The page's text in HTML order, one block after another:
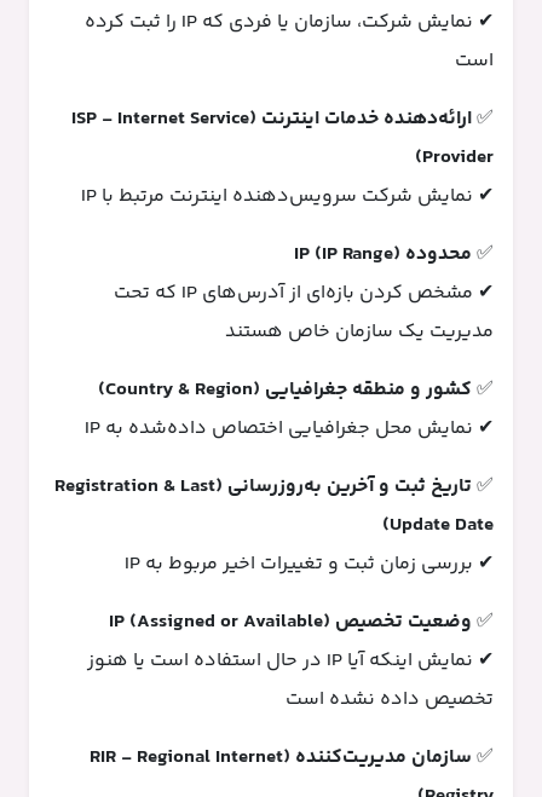
✔ نمایش شرکت، سازمان یا فردی که IP را ثبت کرده
است
✅
ارائه‌دهنده خدمات اینترنت (ISP - Internet Service
Provider)
✔ نمایش شرکت سرویس‌دهنده اینترنت مرتبط با IP
✅ محدوده IP (IP Range)
✔ مشخص کردن بازه‌ای از آدرس‌های IP که تحت
مدیریت یک سازمان خاص هستند
✅ کشور و منطقه جغرافیایی (Country & Region)
✔ نمایش محل جغرافیایی اختصاص داده‌شده به IP
✅
تاریخ ثبت و آخرین به‌روزرسانی (Registration & Last
Update Date)
✔ بررسی زمان ثبت و تغییرات اخیر مربوط به IP
✅ وضعیت تخصیص IP (Assigned or Available)
✔ نمایش اینکه آیا IP در حال استفاده است یا هنوز
تخصیص داده نشده است
✅
سازمان مدیریت‌کننده (RIR - Regional Internet